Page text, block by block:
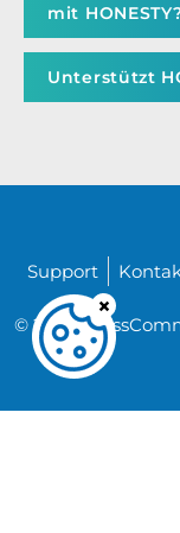
mit
Unterstützt
© 2026
Support